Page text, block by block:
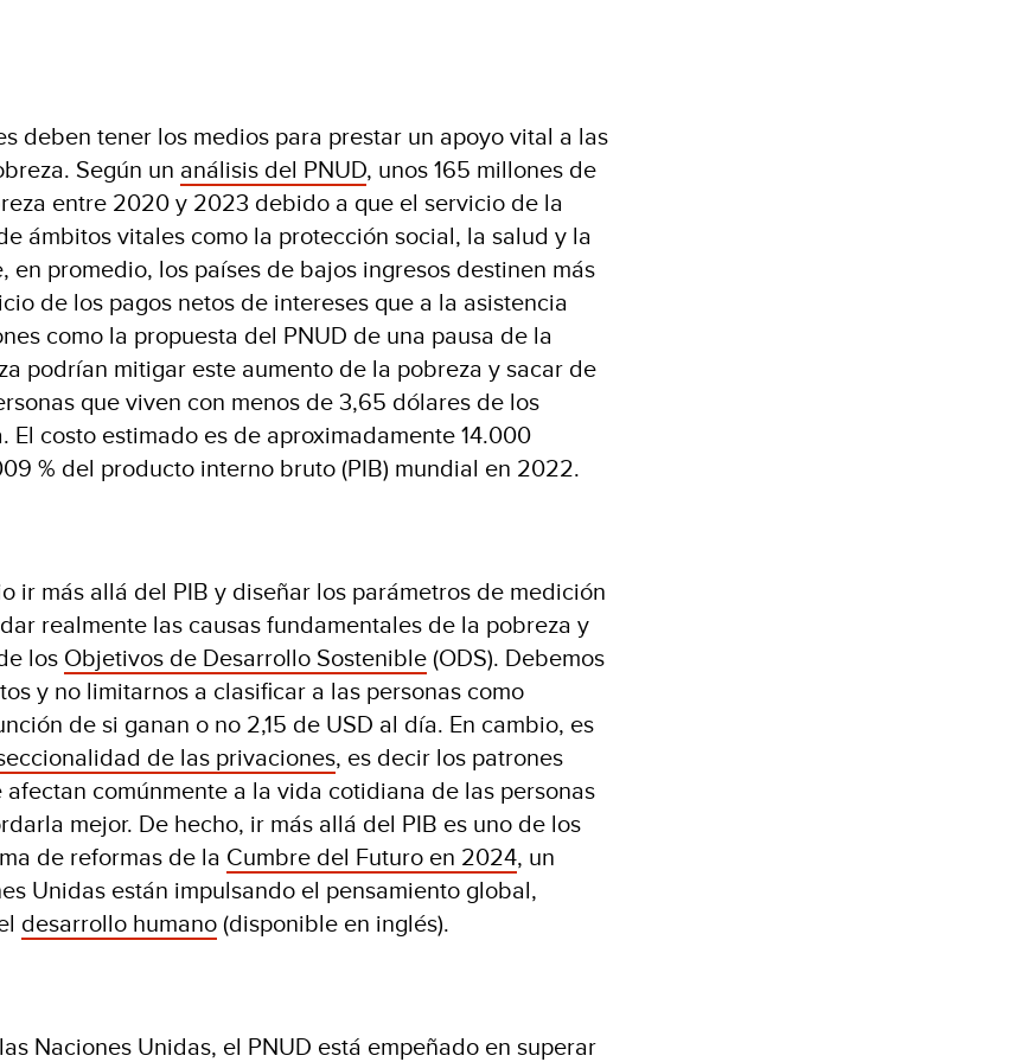
deben tener los medios para prestar un apoyo vital a las
Según un análisis del PNUD, unos 165 millones de
entre 2020 y 2023 debido a que el servicio de la
ámbitos vitales como la protección social, la salud y la
en promedio, los países de bajos ingresos destinen más
de los pagos netos de intereses que a la asistencia
como la propuesta del PNUD de una pausa de la
podrían mitigar este aumento de la pobreza y sacar de
que viven con menos de 3,65 dólares de los
El costo estimado es de aproximadamente 14.000
% del producto interno bruto (PIB) mundial en 2022.
ir más allá del PIB y diseñar los parámetros de medición
realmente las causas fundamentales de la pobreza y
los Objetivos de Desarrollo Sostenible(ODS). Debemos
y no limitarnos a clasificar a las personas como
de si ganan o no 2,15 de USD al día. En cambio, es
de las privaciones, es decir los patrones
comúnmente a la vida cotidiana de las personas
mejor. De hecho, ir más allá del PIB es uno de los
de reformas de la Cumbre del Futuro en 2024, un
Unidas están impulsando el pensamiento global,
desarrollo humano(disponible en inglés).
Naciones Unidas, el PNUD está empeñado en superar